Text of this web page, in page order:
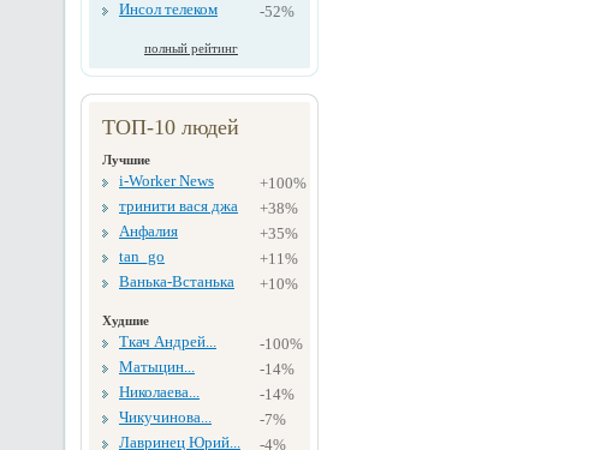
Инсол телеком
-52%
полный рейтинг
ТОП-10 людей
Лучшие
i-Worker News
+100%
тринити вася джа
+38%
Анфалия
+35%
tan_go
+11%
Ванька-Встанька
+10%
Худшие
Ткач Андрей...
-100%
Матыцин...
-14%
Николаева...
-14%
Чикучинова...
-7%
Лавринец Юрий...
-4%